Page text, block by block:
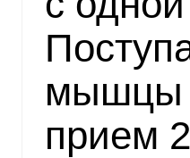
мышцы
прием